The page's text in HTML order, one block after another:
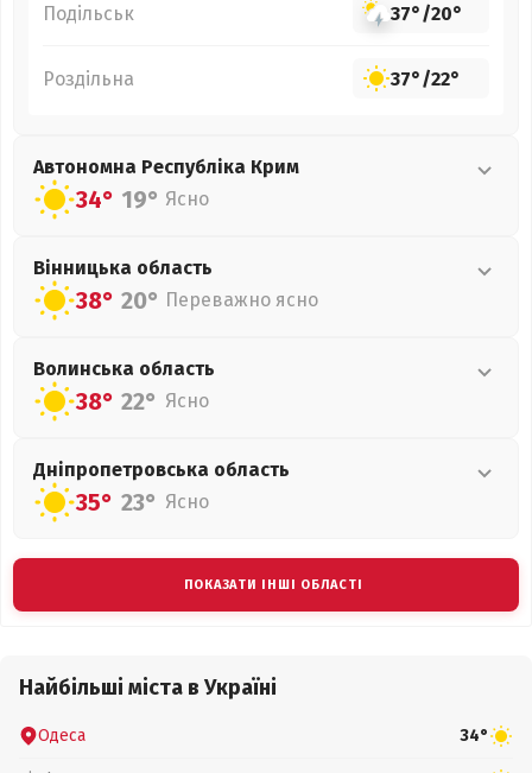
Подільськ 37°/20°
Роздільна 37°/22°
Автономна Республіка Крим
34° 19° Ясно
Вінницька область
38° 20° Переважно ясно
Волинська область
38° 22° Ясно
Дніпропетровська область
35° 23° Ясно
ПОКАЗАТИ ІНШІ ОБЛАСТІ
Найбільші міста в Україні
Одеса 34°